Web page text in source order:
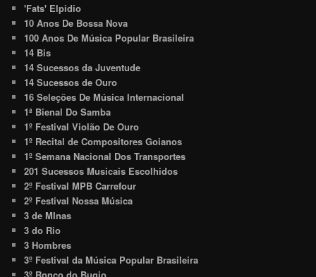
'Fats' Elpidio
10 Anos De Bossa Nova
100 Anos De Música Popular Brasileira
14 Bis
14 Sucessos da Juventude
14 Sucessos de Ouro
16 Seleções De Música Internacional
1ª Bienal Do Samba
1º Festival Violão De Ouro
1º Recital de Compositores Goianos
1º Semana Nacional Dos Transportes
201 Sucessos Musicais Escolhidos
2º Festival MPB Carrefour
2º Festival Nossa Música
3 de MInas
3 do Rio
3 Hombres
3º Festival da Música Popular Brasileira
3º Ronco do Bugio